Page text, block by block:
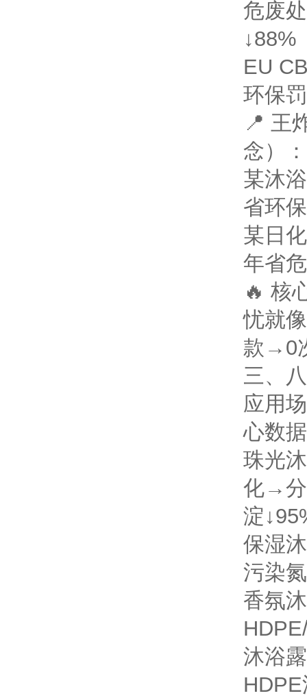
危废
↓88%
EU
环保
📍 王
念）：
某沐
省环
某日
年省
🔥 核
忧就
款→0
三、
应用
心数据
珠光
化→
淀
保湿
污染
香氛
沐浴